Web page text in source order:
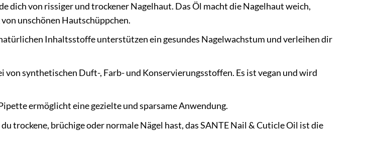
dich von rissiger und trockener Nagelhaut. Das Öl macht die Nagelhaut weich,
unschönen Hautschüppchen.
Inhaltsstoffe unterstützen ein gesundes Nagelwachstum und verleihen dir
von synthetischen Duft-, Farb- und Konservierungsstoffen. Es ist vegan und wird
ermöglicht eine gezielte und sparsame Anwendung.
du trockene, brüchige oder normale Nägel hast, das SANTE Nail & Cuticle Oil ist die